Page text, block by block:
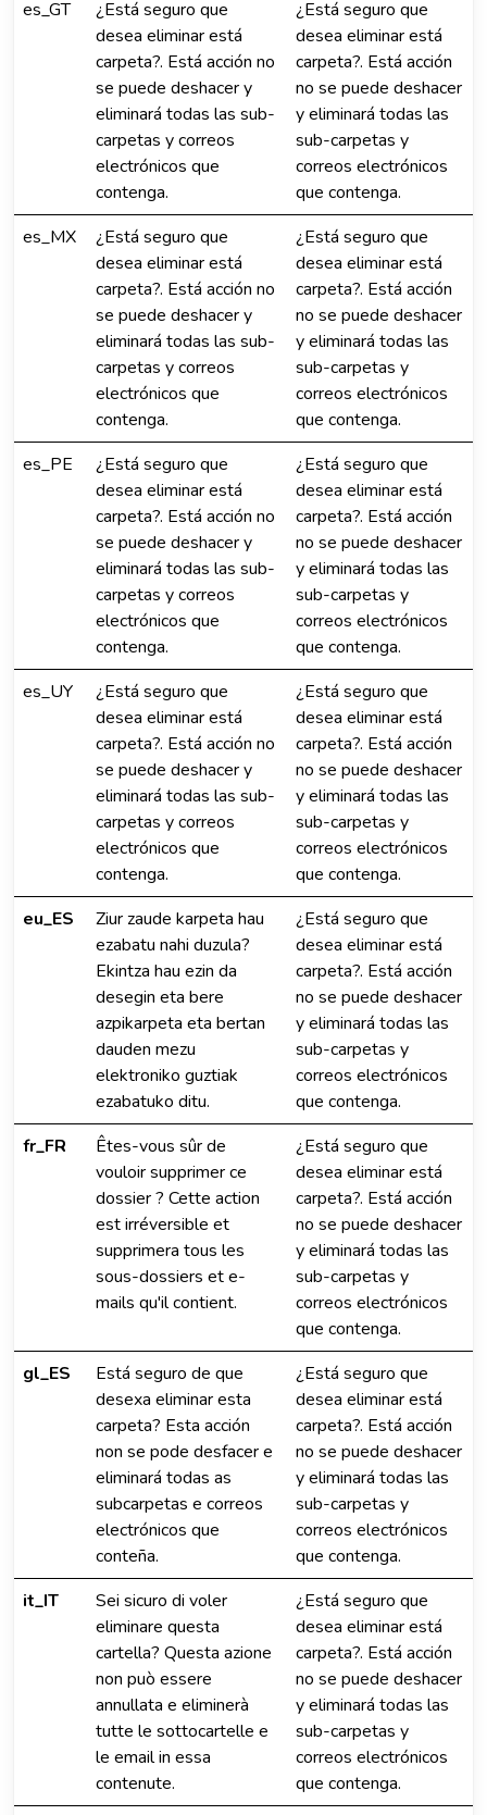
es_GT
¿Está seguro que
desea eliminar está
carpeta?. Está acción no
se puede deshacer y
eliminará todas las sub-
carpetas y correos
electrónicos que
contenga.
¿Está seguro que
desea eliminar está
carpeta?. Está acción
no se puede deshacer
y eliminará todas las
sub-carpetas y
correos electrónicos
que contenga.
es_MX
¿Está seguro que
desea eliminar está
carpeta?. Está acción no
se puede deshacer y
eliminará todas las sub-
carpetas y correos
electrónicos que
contenga.
¿Está seguro que
desea eliminar está
carpeta?. Está acción
no se puede deshacer
y eliminará todas las
sub-carpetas y
correos electrónicos
que contenga.
es_PE
¿Está seguro que
desea eliminar está
carpeta?. Está acción no
se puede deshacer y
eliminará todas las sub-
carpetas y correos
electrónicos que
contenga.
¿Está seguro que
desea eliminar está
carpeta?. Está acción
no se puede deshacer
y eliminará todas las
sub-carpetas y
correos electrónicos
que contenga.
es_UY
¿Está seguro que
desea eliminar está
carpeta?. Está acción no
se puede deshacer y
eliminará todas las sub-
carpetas y correos
electrónicos que
contenga.
¿Está seguro que
desea eliminar está
carpeta?. Está acción
no se puede deshacer
y eliminará todas las
sub-carpetas y
correos electrónicos
que contenga.
eu_ES
Ziur zaude karpeta hau
ezabatu nahi duzula?
Ekintza hau ezin da
desegin eta bere
azpikarpeta eta bertan
dauden mezu
elektroniko guztiak
ezabatuko ditu.
¿Está seguro que
desea eliminar está
carpeta?. Está acción
no se puede deshacer
y eliminará todas las
sub-carpetas y
correos electrónicos
que contenga.
fr_FR
Êtes-vous sûr de
vouloir supprimer ce
dossier ? Cette action
est irréversible et
supprimera tous les
sous-dossiers et e-
mails qu'il contient.
¿Está seguro que
desea eliminar está
carpeta?. Está acción
no se puede deshacer
y eliminará todas las
sub-carpetas y
correos electrónicos
que contenga.
gl_ES
Está seguro de que
desexa eliminar esta
carpeta? Esta acción
non se pode desfacer e
eliminará todas as
subcarpetas e correos
electrónicos que
conteña.
¿Está seguro que
desea eliminar está
carpeta?. Está acción
no se puede deshacer
y eliminará todas las
sub-carpetas y
correos electrónicos
que contenga.
it_IT
Sei sicuro di voler
eliminare questa
cartella? Questa azione
non può essere
annullata e eliminerà
tutte le sottocartelle e
le email in essa
contenute.
¿Está seguro que
desea eliminar está
carpeta?. Está acción
no se puede deshacer
y eliminará todas las
sub-carpetas y
correos electrónicos
que contenga.